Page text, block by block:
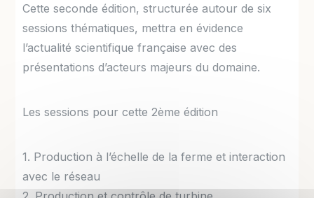
Cette seconde édition, structurée autour de six
sessions thématiques, mettra en évidence
l’actualité scientifique française avec des
présentations d’acteurs majeurs du domaine.
Les sessions pour cette 2ème édition
1. Production à l’échelle de la ferme et interaction
avec le réseau